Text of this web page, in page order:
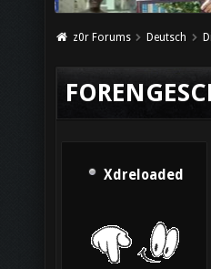
z0r Forums Deutsch
Xdreloaded